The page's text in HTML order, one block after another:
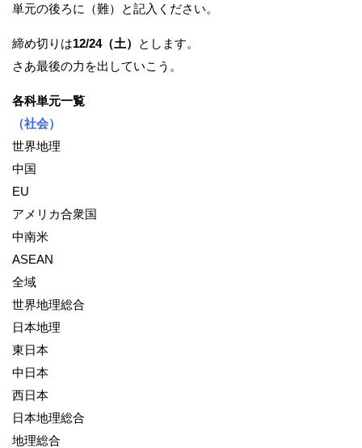
単元の後ろに（難）と記入ください。
締め切りは12/24（土）
とします。
さあ最後の力を出していこう。
各科単元一覧
（社会）
世界地理
中国
EU
アメリカ合衆国
中南米
ASEAN
全域
世界地理総合
日本地理
東日本
中日本
西日本
日本地理総合
地理総合